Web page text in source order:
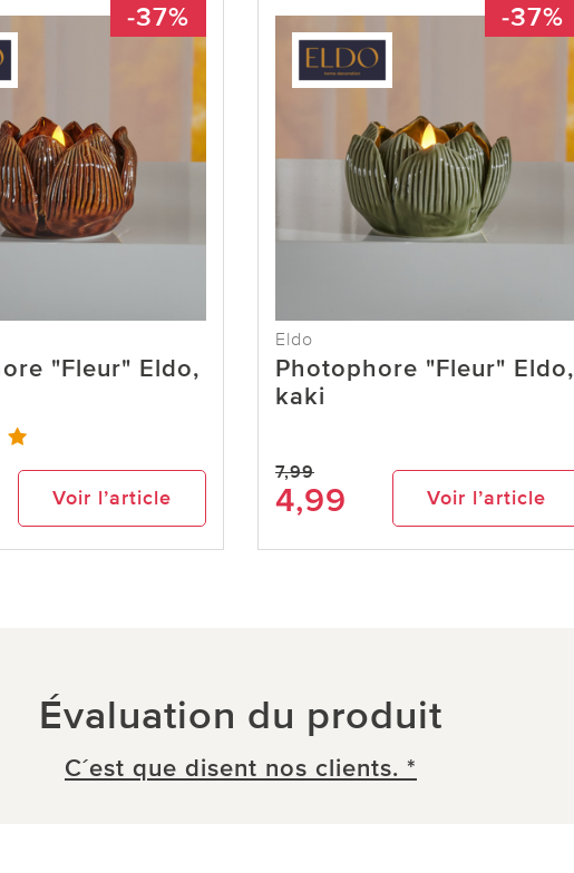
-37%
"Fleur" Eldo,
Voir l’article
-37%
Eldo
Photophore "Fleur" Eldo,
kaki
7,99
4,99 Voir l’article
Évaluation du produit
C´est que disent nos clients. *